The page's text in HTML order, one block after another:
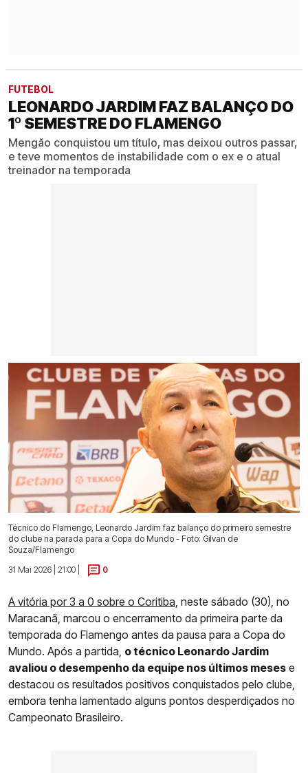
FUTEBOL
LEONARDO JARDIM FAZ BALANÇO DO
1º SEMESTRE DO FLAMENGO
Mengão conquistou um título, mas deixou outros passar,
e teve momentos de instabilidade com o ex e o atual
treinador na temporada
Técnico do Flamengo, Leonardo Jardim faz balanço do primeiro semestre
do clube na parada para a Copa do Mundo - Foto: Gilvan de
Souza/Flamengo
31 Mai 2026 | 21:00 |
0
A vitória por 3 a 0 sobre o Coritiba , neste sábado (30), no
Maracanã, marcou o encerramento da primeira parte da
temporada do Flamengo antes da pausa para a Copa do
Mundo. Após a partida, o técnico Leonardo Jardim
avaliou o desempenho da equipe nos últimos meses e
destacou os resultados positivos conquistados pelo clube,
embora tenha lamentado alguns pontos desperdiçados no
Campeonato Brasileiro.